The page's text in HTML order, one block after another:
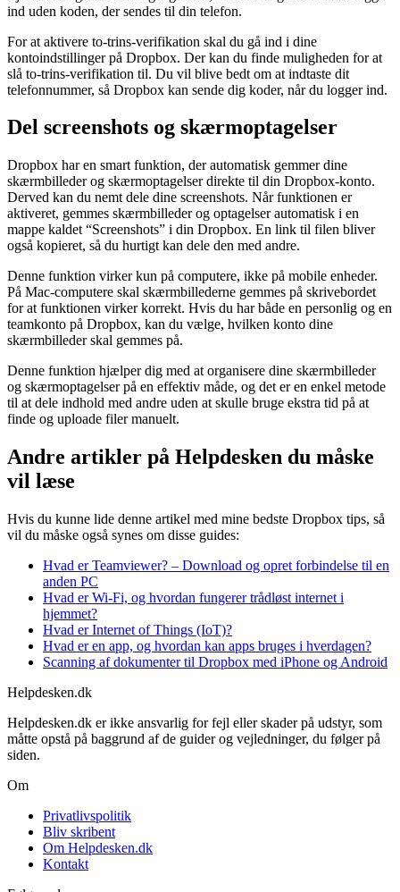
ind uden koden, der sendes til din telefon.
For at aktivere to-trins-verifikation skal du gå ind i dine
kontoindstillinger på Dropbox. Der kan du finde muligheden for at
slå to-trins-verifikation til. Du vil blive bedt om at indtaste dit
telefonnummer, så Dropbox kan sende dig koder, når du logger ind.
Del screenshots og skærmoptagelser
Dropbox har en smart funktion, der automatisk gemmer dine
skærmbilleder og skærmoptagelser direkte til din Dropbox-konto.
Derved kan du nemt dele dine screenshots. Når funktionen er
aktiveret, gemmes skærmbilleder og optagelser automatisk i en
mappe kaldet “Screenshots” i din Dropbox. En link til filen bliver
også kopieret, så du hurtigt kan dele den med andre.
Denne funktion virker kun på computere, ikke på mobile enheder.
På Mac-computere skal skærmbillederne gemmes på skrivebordet
for at funktionen virker korrekt. Hvis du har både en personlig og en
teamkonto på Dropbox, kan du vælge, hvilken konto dine
skærmbilleder skal gemmes på.
Denne funktion hjælper dig med at organisere dine skærmbilleder
og skærmoptagelser på en effektiv måde, og det er en enkel metode
til at dele indhold med andre uden at skulle bruge ekstra tid på at
finde og uploade filer manuelt.
Andre artikler på Helpdesken du måske
vil læse
Hvis du kunne lide denne artikel med mine bedste Dropbox tips, så
vil du måske også synes om disse guides:
Hvad er Teamviewer? – Download og opret forbindelse til en
anden PC
Hvad er Wi-Fi, og hvordan fungerer trådløst internet i
hjemmet?
Hvad er Internet of Things (IoT)?
Hvad er en app, og hvordan kan apps bruges i hverdagen?
Scanning af dokumenter til Dropbox med iPhone og Android
Helpdesken.dk
Helpdesken.dk er ikke ansvarlig for fejl eller skader på udstyr, som
måtte opstå på baggrund af de guider og vejledninger, du følger på
siden.
Om
Privatlivspolitik
Bliv skribent
Om Helpdesken.dk
Kontakt